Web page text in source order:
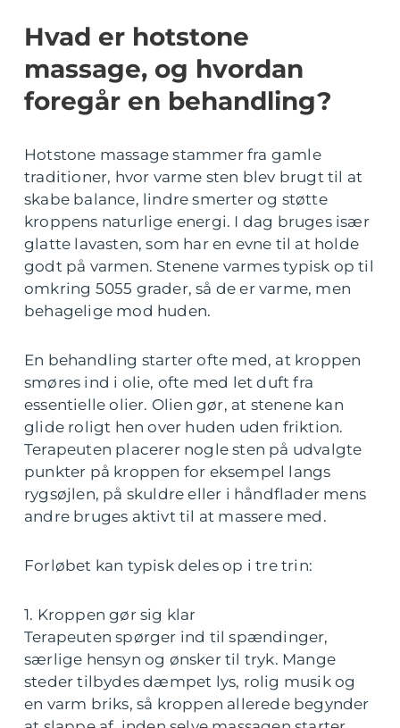
Hvad er hotstone
massage, og hvordan
foregår en behandling?
Hotstone massage stammer fra gamle
traditioner, hvor varme sten blev brugt til at
skabe balance, lindre smerter og støtte
kroppens naturlige energi. I dag bruges især
glatte lavasten, som har en evne til at holde
godt på varmen. Stenene varmes typisk op til
omkring 5055 grader, så de er varme, men
behagelige mod huden.
En behandling starter ofte med, at kroppen
smøres ind i olie, ofte med let duft fra
essentielle olier. Olien gør, at stenene kan
glide roligt hen over huden uden friktion.
Terapeuten placerer nogle sten på udvalgte
punkter på kroppen for eksempel langs
rygsøjlen, på skuldre eller i håndflader mens
andre bruges aktivt til at massere med.
Forløbet kan typisk deles op i tre trin:
1. Kroppen gør sig klar
Terapeuten spørger ind til spændinger,
særlige hensyn og ønsker til tryk. Mange
steder tilbydes dæmpet lys, rolig musik og
en varm briks, så kroppen allerede begynder